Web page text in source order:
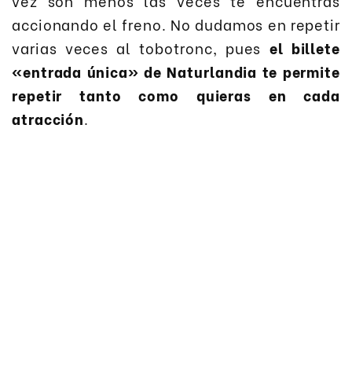
accionando el freno. No dudamos en repetir
varias veces al tobotronc, pues el billete
«entrada única» de Naturlandia te permite
repetir tanto como quieras en cada
atracción.